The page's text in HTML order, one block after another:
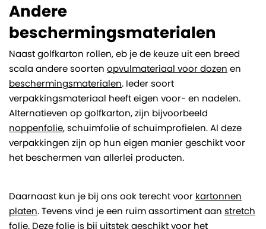
Andere
beschermingsmaterialen
Naast golfkarton rollen, eb je de keuze uit een breed
scala andere soorten opvulmateriaal voor dozen en
beschermingsmaterialen. Ieder soort
verpakkingsmateriaal heeft eigen voor- en nadelen.
Alternatieven op golfkarton, zijn bijvoorbeeld
noppenfolie, schuimfolie of schuimprofielen. Al deze
verpakkingen zijn op hun eigen manier geschikt voor
het beschermen van allerlei producten.
Daarnaast kun je bij ons ook terecht voor kartonnen
platen. Tevens vind je een ruim assortiment aan stretch
folie. Deze folie is bij uitstek geschikt voor het